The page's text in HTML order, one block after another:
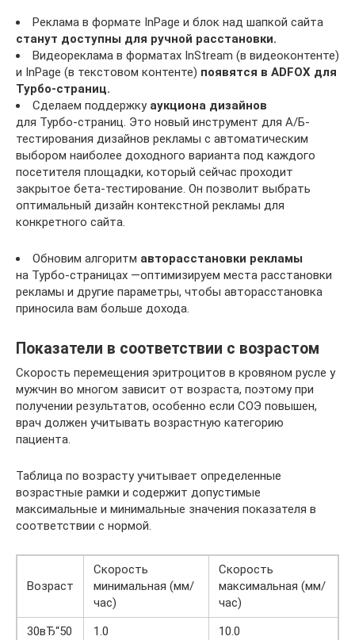
Реклама в формате InPage и блок над шапкой сайта
станут доступны для ручной расстановки.
Видеореклама в форматах InStream (в видеоконтенте)
и InPage (в текстовом контенте) появятся в ADFOX для
Турбо-страниц.
Сделаем поддержку аукциона дизайнов
для Турбо-страниц. Это новый инструмент для A/Б-
тестирования дизайнов рекламы с автоматическим
выбором наиболее доходного варианта под каждого
посетителя площадки, который сейчас проходит
закрытое бета-тестирование. Он позволит выбрать
оптимальный дизайн контекстной рекламы для
конкретного сайта.
Обновим алгоритм авторасстановки рекламы
на Турбо-страницах —оптимизируем места расстановки
рекламы и другие параметры, чтобы авторасстановка
приносила вам больше дохода.
Показатели в соответствии с возрастом
Скорость перемещения эритроцитов в кровяном русле у
мужчин во многом зависит от возраста, поэтому при
получении результатов, особенно если СОЭ повышен,
врач должен учитывать возрастную категорию
пациента.
Таблица по возрасту учитывает определенные
возрастные рамки и содержит допустимые
максимальные и минимальные значения показателя в
соответствии с нормой.
Возраст
Скорость
минимальная (мм/
час)
Скорость
максимальная (мм/
час)
30вЂ“50
1.0 10.0